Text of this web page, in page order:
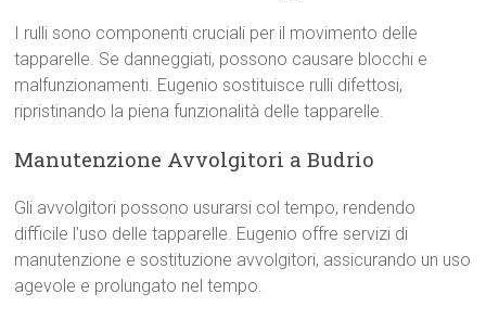
I rulli sono componenti cruciali per il movimento delle
tapparelle. Se danneggiati, possono causare blocchi e
malfunzionamenti. Eugenio sostituisce rulli difettosi,
ripristinando la piena funzionalità delle tapparelle.
Manutenzione Avvolgitori a Budrio
Gli avvolgitori possono usurarsi col tempo, rendendo
difficile l’uso delle tapparelle. Eugenio offre servizi di
manutenzione e sostituzione avvolgitori, assicurando un uso
agevole e prolungato nel tempo.